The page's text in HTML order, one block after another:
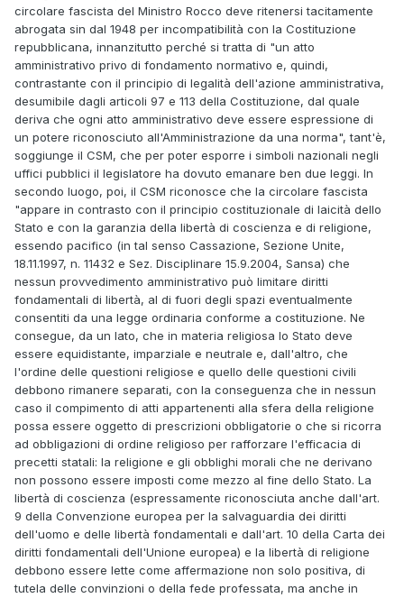
circolare fascista del Ministro Rocco deve ritenersi tacitamente
abrogata sin dal 1948 per incompatibilità con la Costituzione
repubblicana, innanzitutto perché si tratta di "un atto
amministrativo privo di fondamento normativo e, quindi,
contrastante con il principio di legalità dell'azione amministrativa,
desumibile dagli articoli 97 e 113 della Costituzione, dal quale
deriva che ogni atto amministrativo deve essere espressione di
un potere riconosciuto all'Amministrazione da una norma", tant'è,
soggiunge il CSM, che per poter esporre i simboli nazionali negli
uffici pubblici il legislatore ha dovuto emanare ben due leggi. In
secondo luogo, poi, il CSM riconosce che la circolare fascista
"appare in contrasto con il principio costituzionale di laicità dello
Stato e con la garanzia della libertà di coscienza e di religione,
essendo pacifico (in tal senso Cassazione, Sezione Unite,
18.11.1997, n. 11432 e Sez. Disciplinare 15.9.2004, Sansa) che
nessun provvedimento amministrativo può limitare diritti
fondamentali di libertà, al di fuori degli spazi eventualmente
consentiti da una legge ordinaria conforme a costituzione. Ne
consegue, da un lato, che in materia religiosa lo Stato deve
essere equidistante, imparziale e neutrale e, dall'altro, che
l'ordine delle questioni religiose e quello delle questioni civili
debbono rimanere separati, con la conseguenza che in nessun
caso il compimento di atti appartenenti alla sfera della religione
possa essere oggetto di prescrizioni obbligatorie o che si ricorra
ad obbligazioni di ordine religioso per rafforzare l'efficacia di
precetti statali: la religione e gli obblighi morali che ne derivano
non possono essere imposti come mezzo al fine dello Stato. La
libertà di coscienza (espressamente riconosciuta anche dall'art.
9 della Convenzione europea per la salvaguardia dei diritti
dell'uomo e delle libertà fondamentali e dall'art. 10 della Carta dei
diritti fondamentali dell'Unione europea) e la libertà di religione
debbono essere lette come affermazione non solo positiva, di
tutela delle convinzioni o della fede professata, ma anche in